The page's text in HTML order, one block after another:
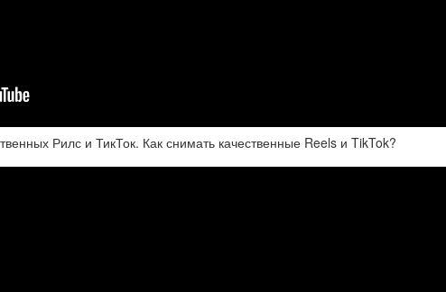
Рилс и ТикТок. Как снимать качественные Reels и TikTok?